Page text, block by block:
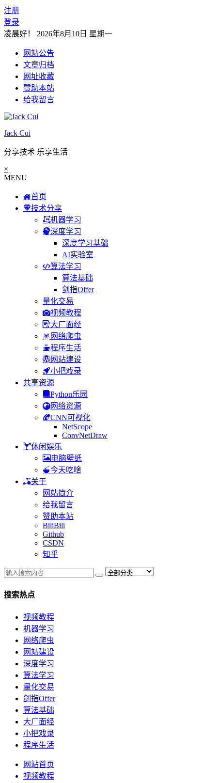
注册
登录
凌晨好！ 2026年8月10日 星期一
网站公告
文章归档
网址收藏
赞助本站
给我留言
Jack Cui
分享技术 乐享生活
×
MENU
首页
技术分享
机器学习
深度学习
深度学习基础
AI实验室
算法学习
算法基础
剑指Offer
量化交易
视频教程
大厂面经
网络爬虫
程序生活
网站建设
小把戏录
共享资源
Python乐园
网络资源
CNN可视化
NetScope
ConvNetDraw
休闲娱乐
电脑壁纸
今天吃啥
关于
网站简介
给我留言
赞助本站
BiliBili
Github
CSDN
知乎
搜索热点
视频教程
机器学习
网络爬虫
网站建设
深度学习
算法学习
量化交易
剑指Offer
算法基础
大厂面经
小把戏录
程序生活
网站首页
视频教程